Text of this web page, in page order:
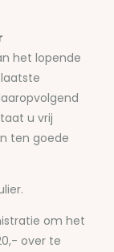
het lopende
u vrij
ten goede
om het
over te